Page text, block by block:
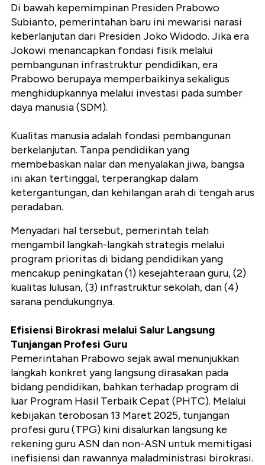
Di bawah kepemimpinan Presiden Prabowo
Subianto, pemerintahan baru ini mewarisi narasi
keberlanjutan dari Presiden Joko Widodo. Jika era
Jokowi menancapkan fondasi fisik melalui
pembangunan infrastruktur pendidikan, era
Prabowo berupaya memperbaikinya sekaligus
menghidupkannya melalui investasi pada sumber
daya manusia (SDM).
Kualitas manusia adalah fondasi pembangunan
berkelanjutan. Tanpa pendidikan yang
membebaskan nalar dan menyalakan jiwa, bangsa
ini akan tertinggal, terperangkap dalam
ketergantungan, dan kehilangan arah di tengah arus
peradaban.
Menyadari hal tersebut, pemerintah telah
mengambil langkah-langkah strategis melalui
program prioritas di bidang pendidikan yang
mencakup peningkatan (1) kesejahteraan guru, (2)
kualitas lulusan, (3) infrastruktur sekolah, dan (4)
sarana pendukungnya.
Efisiensi Birokrasi melalui Salur Langsung
Tunjangan Profesi Guru
Pemerintahan Prabowo sejak awal menunjukkan
langkah konkret yang langsung dirasakan pada
bidang pendidikan, bahkan terhadap program di
luar Program Hasil Terbaik Cepat (PHTC). Melalui
kebijakan terobosan 13 Maret 2025, tunjangan
profesi guru (TPG) kini disalurkan langsung ke
rekening guru ASN dan non-ASN untuk memitigasi
inefisiensi dan rawannya maladministrasi birokrasi.